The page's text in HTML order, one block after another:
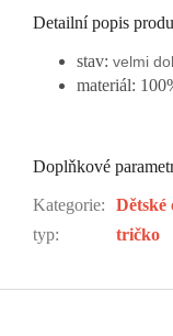
Detailní popis
stav: velmi
materiál:
Doplňkové
Kategorie:
Dětské
typ: tričko